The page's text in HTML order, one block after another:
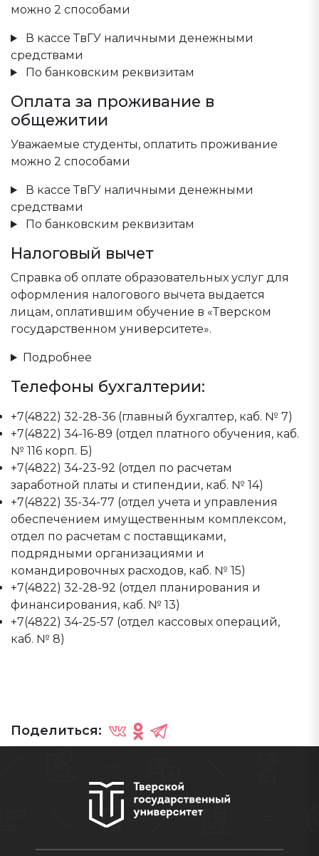
можно 2 способами
В кассе ТвГУ наличными денежными
средствами
По банковским реквизитам
Оплата за проживание в
общежитии
Уважаемые студенты, оплатить проживание
можно 2 способами
В кассе ТвГУ наличными денежными
средствами
По банковским реквизитам
Налоговый вычет
Справка об оплате образовательных услуг для
оформления налогового вычета выдается
лицам, оплатившим обучение в «Тверском
государственном университете».
Подробнее
Телефоны бухгалтерии:
+7(4822) 32-28-36 (главный бухгалтер, каб. № 7)
+7(4822) 34-16-89 (отдел платного обучения, каб.
№ 116 корп. Б)
+7(4822) 34-23-92 (отдел по расчетам
заработной платы и стипендии, каб. № 14)
+7(4822) 35-34-77 (отдел учета и управления
обеспечением имущественным комплексом,
отдел по расчетам с поставщиками,
подрядными организациями и
командировочных расходов, каб. № 15)
+7(4822) 32-28-92 (отдел планирования и
финансирования, каб. № 13)
+7(4822) 34-25-57 (отдел кассовых операций,
каб. № 8)
Поделиться: